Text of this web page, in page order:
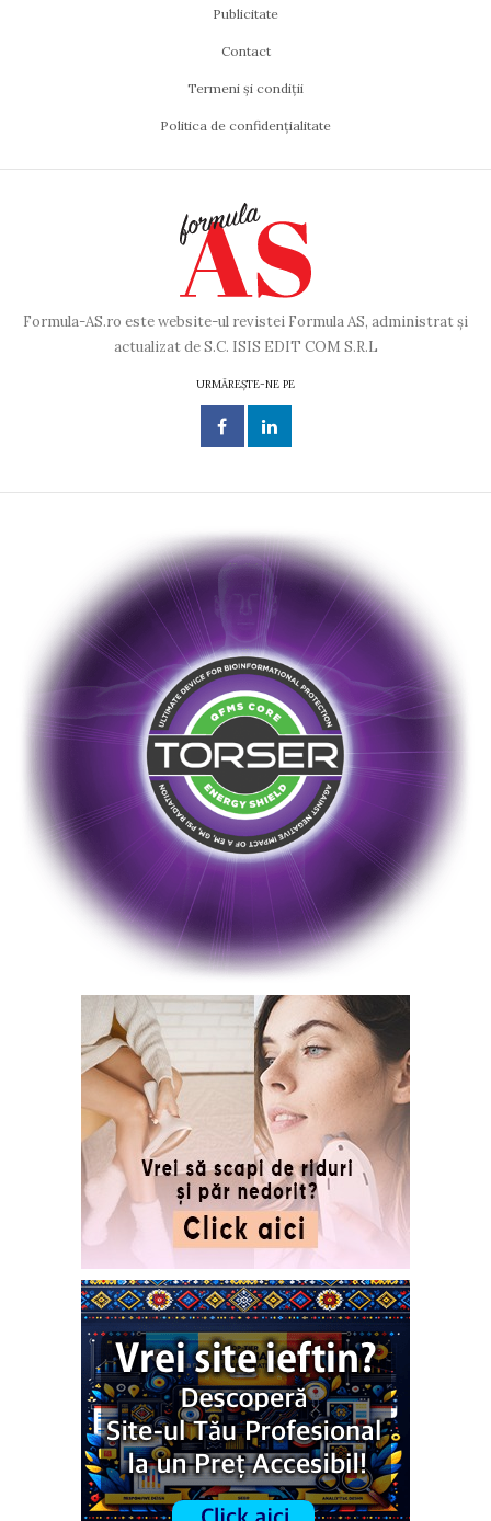
Publicitate
Contact
Termeni și condiții
Politica de confidențialitate
Formula-AS.ro este website-ul revistei Formula AS, administrat și
actualizat de S.C. ISIS EDIT COM S.R.L
URMĂREȘTE-NE PE